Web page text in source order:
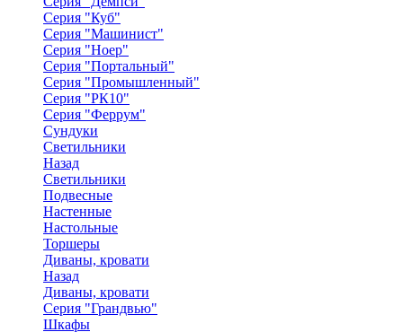
Серия "Куб"
Серия "Машинист"
Серия "Ноер"
Серия "Портальный"
Серия "Промышленный"
Серия "РК10"
Серия "Феррум"
Сундуки
Светильники
Назад
Светильники
Подвесные
Настенные
Настольные
Торшеры
Диваны, кровати
Назад
Диваны, кровати
Серия "Грандвью"
Шкафы